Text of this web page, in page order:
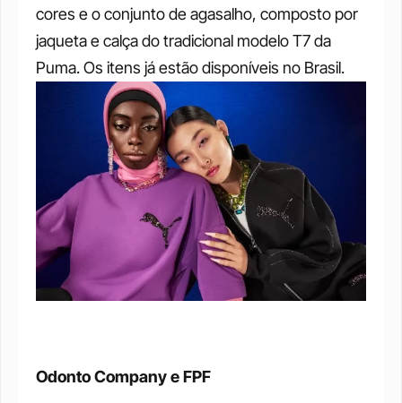
cores e o conjunto de agasalho, composto por
jaqueta e calça do tradicional modelo T7 da
Puma. Os itens já estão disponíveis no Brasil.
Odonto Company e FPF